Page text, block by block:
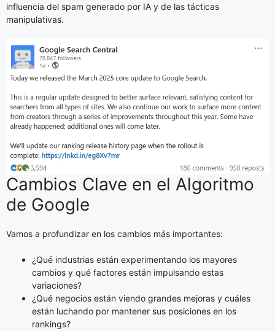
influencia del spam generado por IA y de las tácticas
manipulativas.
Cambios Clave en el Algoritmo
de Google
Vamos a profundizar en los cambios más importantes:
¿Qué industrias están experimentando los mayores
cambios y qué factores están impulsando estas
variaciones?
¿Qué negocios están viendo grandes mejoras y cuáles
están luchando por mantener sus posiciones en los
rankings?